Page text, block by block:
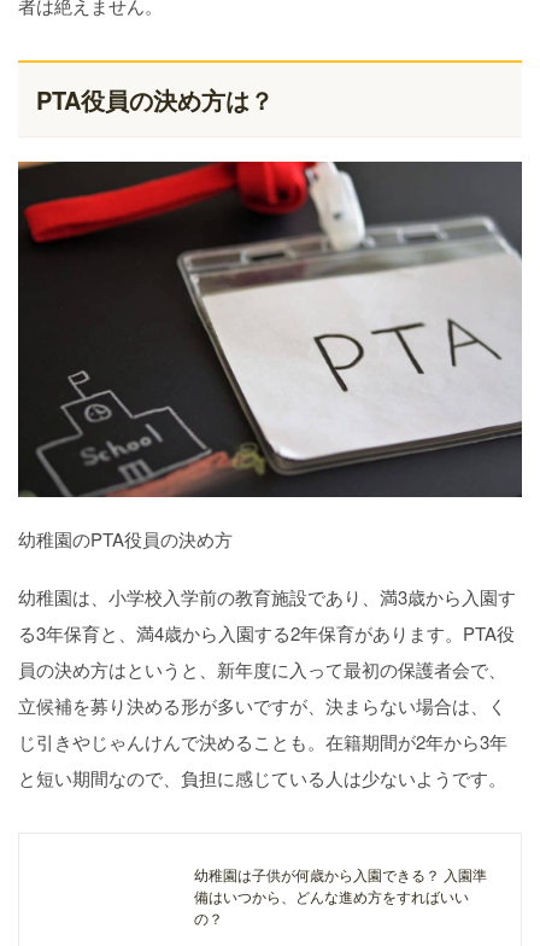
者は絶えません。
PTA役員の決め方は？
幼稚園のPTA役員の決め方
幼稚園は、小学校入学前の教育施設であり、満3歳から入園す
る3年保育と、満4歳から入園する2年保育があります。PTA役
員の決め方はというと、新年度に入って最初の保護者会で、
立候補を募り決める形が多いですが、決まらない場合は、く
じ引きやじゃんけんで決めることも。在籍期間が2年から3年
と短い期間なので、負担に感じている人は少ないようです。
幼稚園は子供が何歳から入園できる？ 入園準
備はいつから、どんな進め方をすればいい
の？